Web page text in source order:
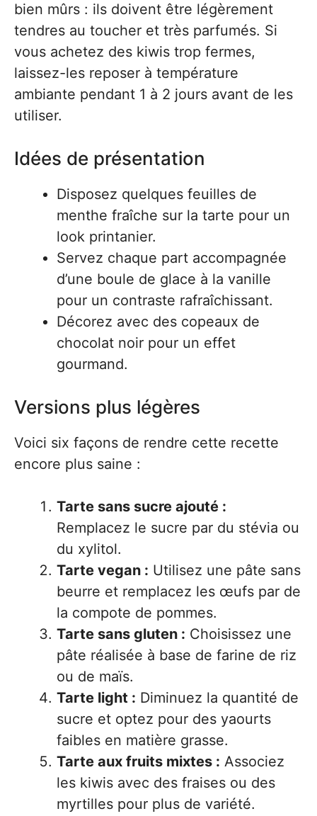
bien mûrs : ils doivent être légèrement
tendres au toucher et très parfumés. Si
vous achetez des kiwis trop fermes,
laissez-les reposer à température
ambiante pendant 1 à 2 jours avant de les
utiliser.
Idées de présentation
Disposez quelques feuilles de
menthe fraîche sur la tarte pour un
look printanier.
Servez chaque part accompagnée
d’une boule de glace à la vanille
pour un contraste rafraîchissant.
Décorez avec des copeaux de
chocolat noir pour un effet
gourmand.
Versions plus légères
Voici six façons de rendre cette recette
encore plus saine :
Tarte sans sucre ajouté :
Remplacez le sucre par du stévia ou
du xylitol.
Tarte vegan : Utilisez une pâte sans
beurre et remplacez les œufs par de
la compote de pommes.
Tarte sans gluten : Choisissez une
pâte réalisée à base de farine de riz
ou de maïs.
Tarte light : Diminuez la quantité de
sucre et optez pour des yaourts
faibles en matière grasse.
Tarte aux fruits mixtes : Associez
les kiwis avec des fraises ou des
myrtilles pour plus de variété.